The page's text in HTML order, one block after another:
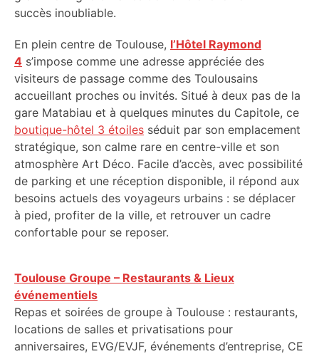
succès inoubliable.
En plein centre de Toulouse, l’Hôtel Raymond
4 s’impose comme une adresse appréciée des
visiteurs de passage comme des Toulousains
accueillant proches ou invités. Situé à deux pas de la
gare Matabiau et à quelques minutes du Capitole, ce
boutique-hôtel 3 étoiles séduit par son emplacement
stratégique, son calme rare en centre-ville et son
atmosphère Art Déco. Facile d’accès, avec possibilité
de parking et une réception disponible, il répond aux
besoins actuels des voyageurs urbains : se déplacer
à pied, profiter de la ville, et retrouver un cadre
confortable pour se reposer.
Toulouse Groupe – Restaurants & Lieux
événementiels
Repas et soirées de groupe à Toulouse : restaurants,
locations de salles et privatisations pour
anniversaires, EVG/EVJF, événements d’entreprise, CE